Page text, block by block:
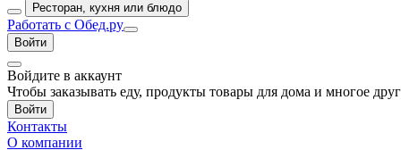
Ресторан, кухня или блюдо
Работать с Обед.ру
Войти
Войдите в аккаунт
Чтобы заказывать еду, продукты товары для дома и многое
Войти
Контакты
О компании